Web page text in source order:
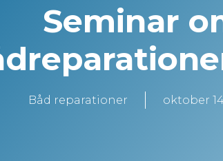
Seminar
Båd reparationer oktober